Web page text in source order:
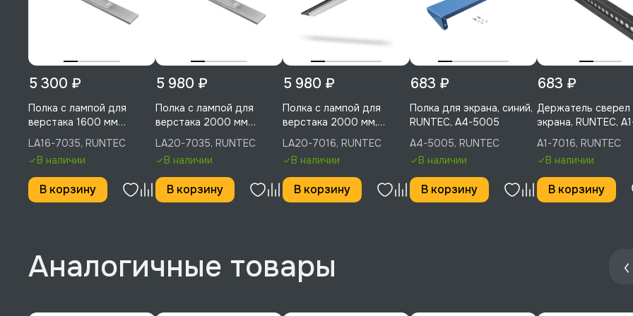
5 300 ₽
Полка с лампой для
верстака 1600 мм
(светло-серый), RUNTEC,
LA16-7035
LA16-7035, RUNTEC
В наличии
В корзину
5 980 ₽
Полка с лампой для
верстака 2000 мм
(светло-серый), RUNTEC,
LA20-7035
LA20-7035, RUNTEC
В наличии
В корзину
5 980 ₽
Полка с лампой для
верстака 2000 мм,
RUNTEC, LA20-7016
LA20-7016, RUNTEC
В наличии
В корзину
683 ₽
Полка для экрана, синий,
RUNTEC, A4-5005
A4-5005, RUNTEC
В наличии
В корзину
683 ₽
Держатель сверел
экрана, RUNTEC,
A1-7016, RUNTEC
В наличии
В корзину